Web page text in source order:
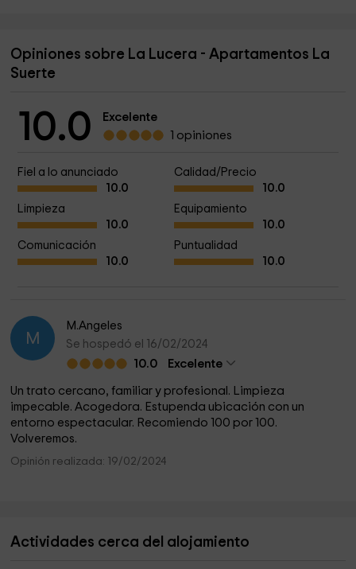
Opiniones sobre La Lucera - Apartamentos La
Suerte
10.0
Excelente
1 opiniones
Fiel a lo anunciado
10.0
Calidad/Precio
10.0
Limpieza
10.0
Equipamiento
10.0
Comunicación
10.0
Puntualidad
10.0
M
M.Angeles
Se hospedó el 16/02/2024
10.0
Excelente
Un trato cercano, familiar y profesional. Limpieza
impecable. Acogedora. Estupenda ubicación con un
entorno espectacular. Recomiendo 100 por 100.
Volveremos.
Opinión realizada: 19/02/2024
Actividades cerca del alojamiento